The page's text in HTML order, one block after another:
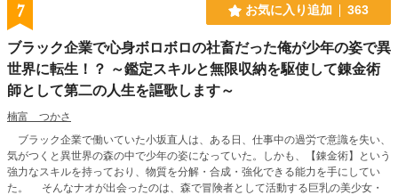
7 お気に入り追加 363
ブラック企業で心身ボロボロの社畜だった俺が少年の姿で異
世界に転生！？ ～鑑定スキルと無限収納を駆使して錬金術
師として第二の人生を謳歌します～
楠富 つかさ
ブラック企業で働いていた小坂直人は、ある日、仕事中の過労で意識を失い、
気がつくと異世界の森の中で少年の姿になっていた。しかも、【錬金術】という
強力なスキルを持っており、物質を分解・合成・強化できる能力を手にしてい
た。 そんなナオが出会ったのは、森で冒険者として活動する巨乳の美少女・